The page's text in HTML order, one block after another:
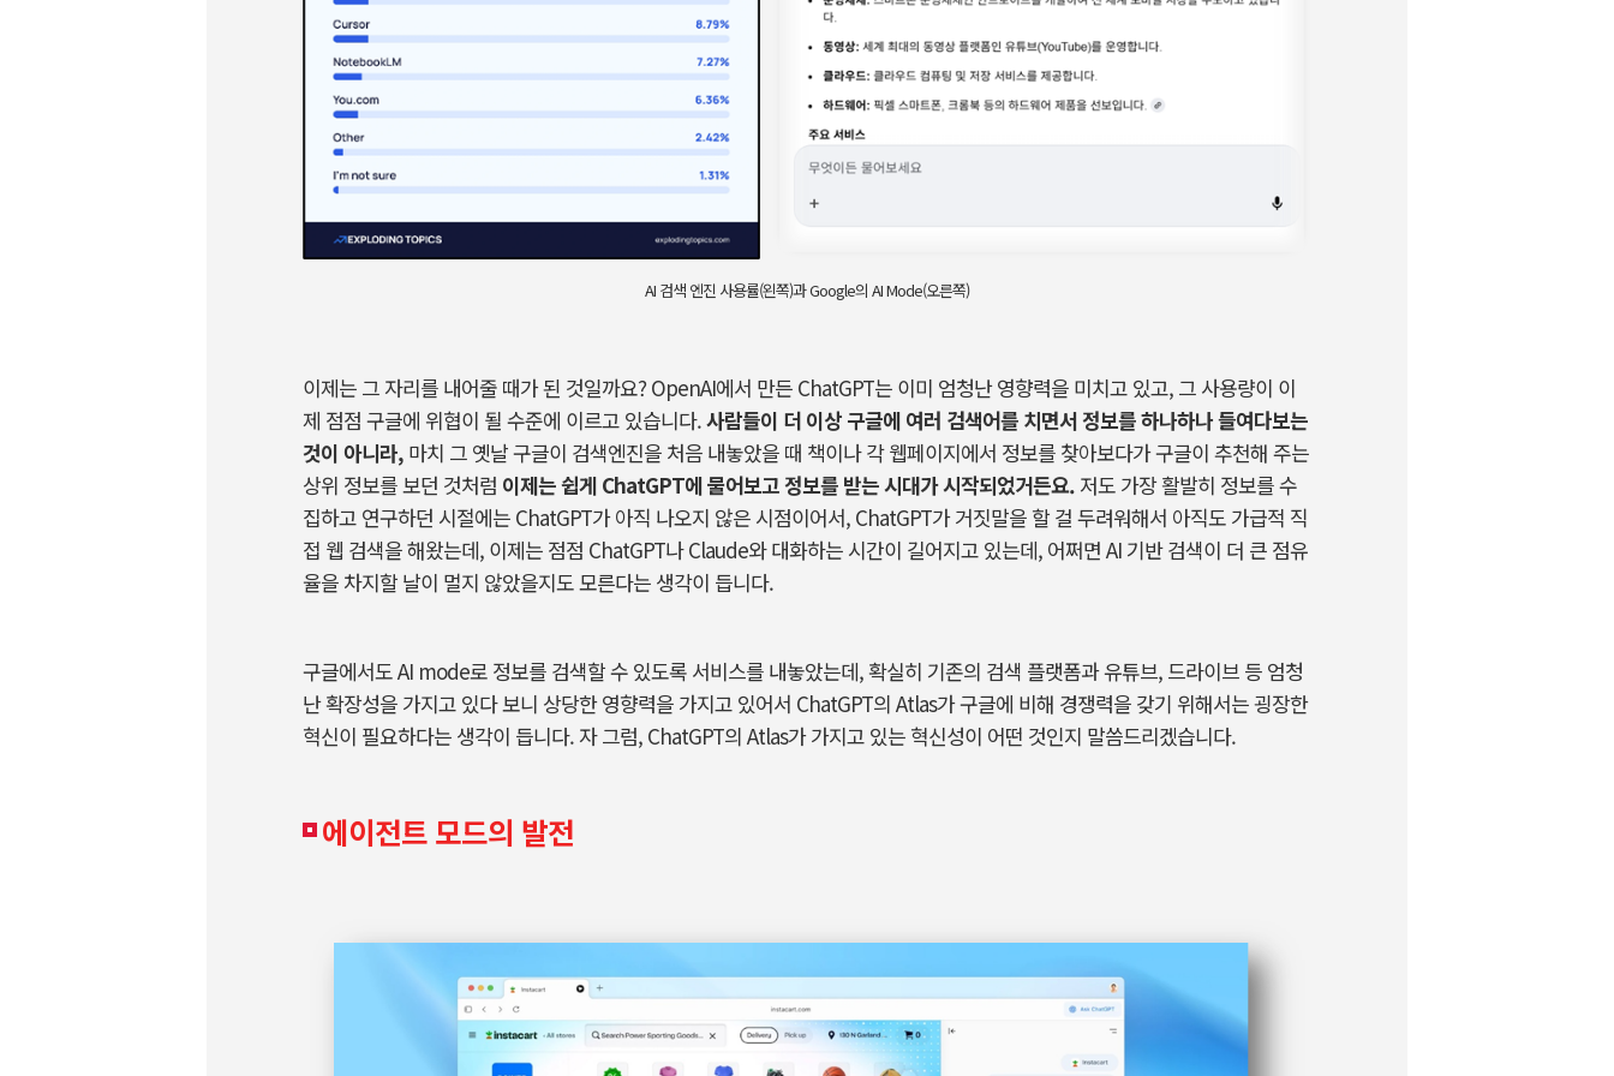
AI 검색 엔진 사용률(왼쪽)과 Google의 AI Mode(오른쪽)
이제는 그 자리를 내어줄 때가 된 것일까요? OpenAI에서 만든 ChatGPT는 이미 엄청난 영향력을 미치고 있고, 그 사용량이 이
제 점점 구글에 위협이 될 수준에 이르고 있습니다.사람들이 더 이상 구글에 여러 검색어를 치면서 정보를 하나하나 들여다보는
것이 아니라, 마치 그 옛날 구글이 검색엔진을 처음 내놓았을 때 책이나 각 웹페이지에서 정보를 찾아보다가 구글이 추천해 주는
상위 정보를 보던 것처럼 이제는 쉽게 ChatGPT에 물어보고 정보를 받는 시대가 시작되었거든요. 저도 가장 활발히 정보를 수
집하고 연구하던 시절에는 ChatGPT가 아직 나오지 않은 시점이어서, ChatGPT가 거짓말을 할 걸 두려워해서 아직도 가급적 직
접 웹 검색을 해왔는데, 이제는 점점 ChatGPT나Claude와 대화하는 시간이 길어지고 있는데, 어쩌면 AI 기반 검색이 더 큰 점유
율을 차지할 날이 멀지 않았을지도 모른다는 생각이 듭니다.
구글에서도AI mode로 정보를 검색할 수 있도록 서비스를 내놓았는데, 확실히 기존의 검색 플랫폼과 유튜브, 드라이브 등 엄청
난 확장성을 가지고 있다 보니 상당한 영향력을 가지고 있어서 ChatGPT의 Atlas가 구글에 비해 경쟁력을 갖기 위해서는 굉장한
혁신이 필요하다는 생각이 듭니다. 자 그럼, ChatGPT의 Atlas가 가지고 있는 혁신성이 어떤 것인지 말씀드리겠습니다.
에이전트 모드의 발전